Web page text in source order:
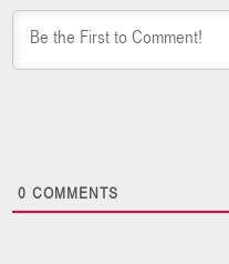
0 COMMENTS